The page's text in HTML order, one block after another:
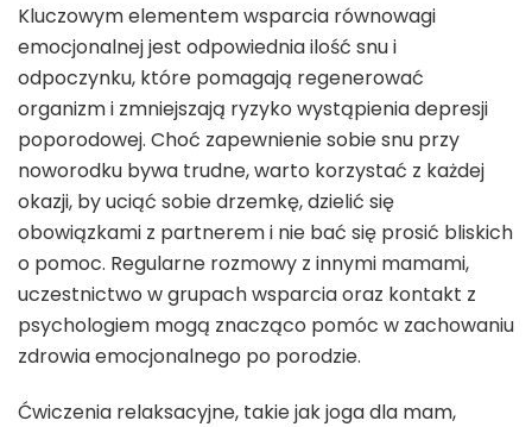
Kluczowym elementem wsparcia równowagi
emocjonalnej jest odpowiednia ilość snu i
odpoczynku, które pomagają regenerować
organizm i zmniejszają ryzyko wystąpienia depresji
poporodowej. Choć zapewnienie sobie snu przy
noworodku bywa trudne, warto korzystać z każdej
okazji, by uciąć sobie drzemkę, dzielić się
obowiązkami z partnerem i nie bać się prosić bliskich
o pomoc. Regularne rozmowy z innymi mamami,
uczestnictwo w grupach wsparcia oraz kontakt z
psychologiem mogą znacząco pomóc w zachowaniu
zdrowia emocjonalnego po porodzie.
Ćwiczenia relaksacyjne, takie jak joga dla mam,